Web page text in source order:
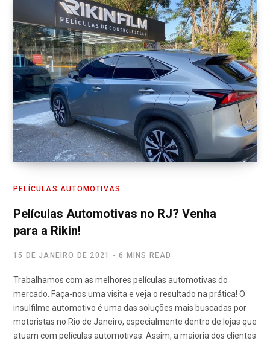
PELÍCULAS AUTOMOTIVAS
Películas Automotivas no RJ? Venha
para a Rikin!
15 DE JANEIRO DE 2021 6 MINS READ
Trabalhamos com as melhores películas automotivas do
mercado. Faça-nos uma visita e veja o resultado na prática! O
insulfilme automotivo é uma das soluções mais buscadas por
motoristas no Rio de Janeiro, especialmente dentro de lojas que
atuam com películas automotivas. Assim, a maioria dos clientes